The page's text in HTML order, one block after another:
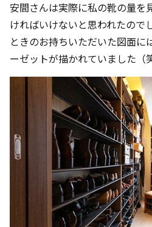
安間さんは実際に私の靴の量を
ければいけないと思われたので
ときのお持ちいただいた図面に
ーゼットが描かれていました（